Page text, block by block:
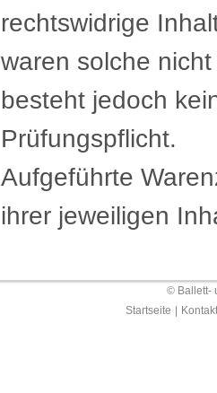
rechtswidrige
waren solche
besteht jedoch
Prüfungspflicht.
Aufgeführte
ihrer jeweiligen
© Ballett-
Startseite
Kontakt